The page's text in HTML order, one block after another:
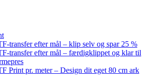
transfer efter mål – klip selv og spar 25 %
transfer efter mål – færdigklippet og klar til
Print pr. meter – Design dit eget 80 cm ark